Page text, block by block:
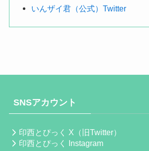
いんザイ君（公式）Twitter
SNSアカウント
印西とぴっく X（旧Twitter）
印西とぴっく Instagram